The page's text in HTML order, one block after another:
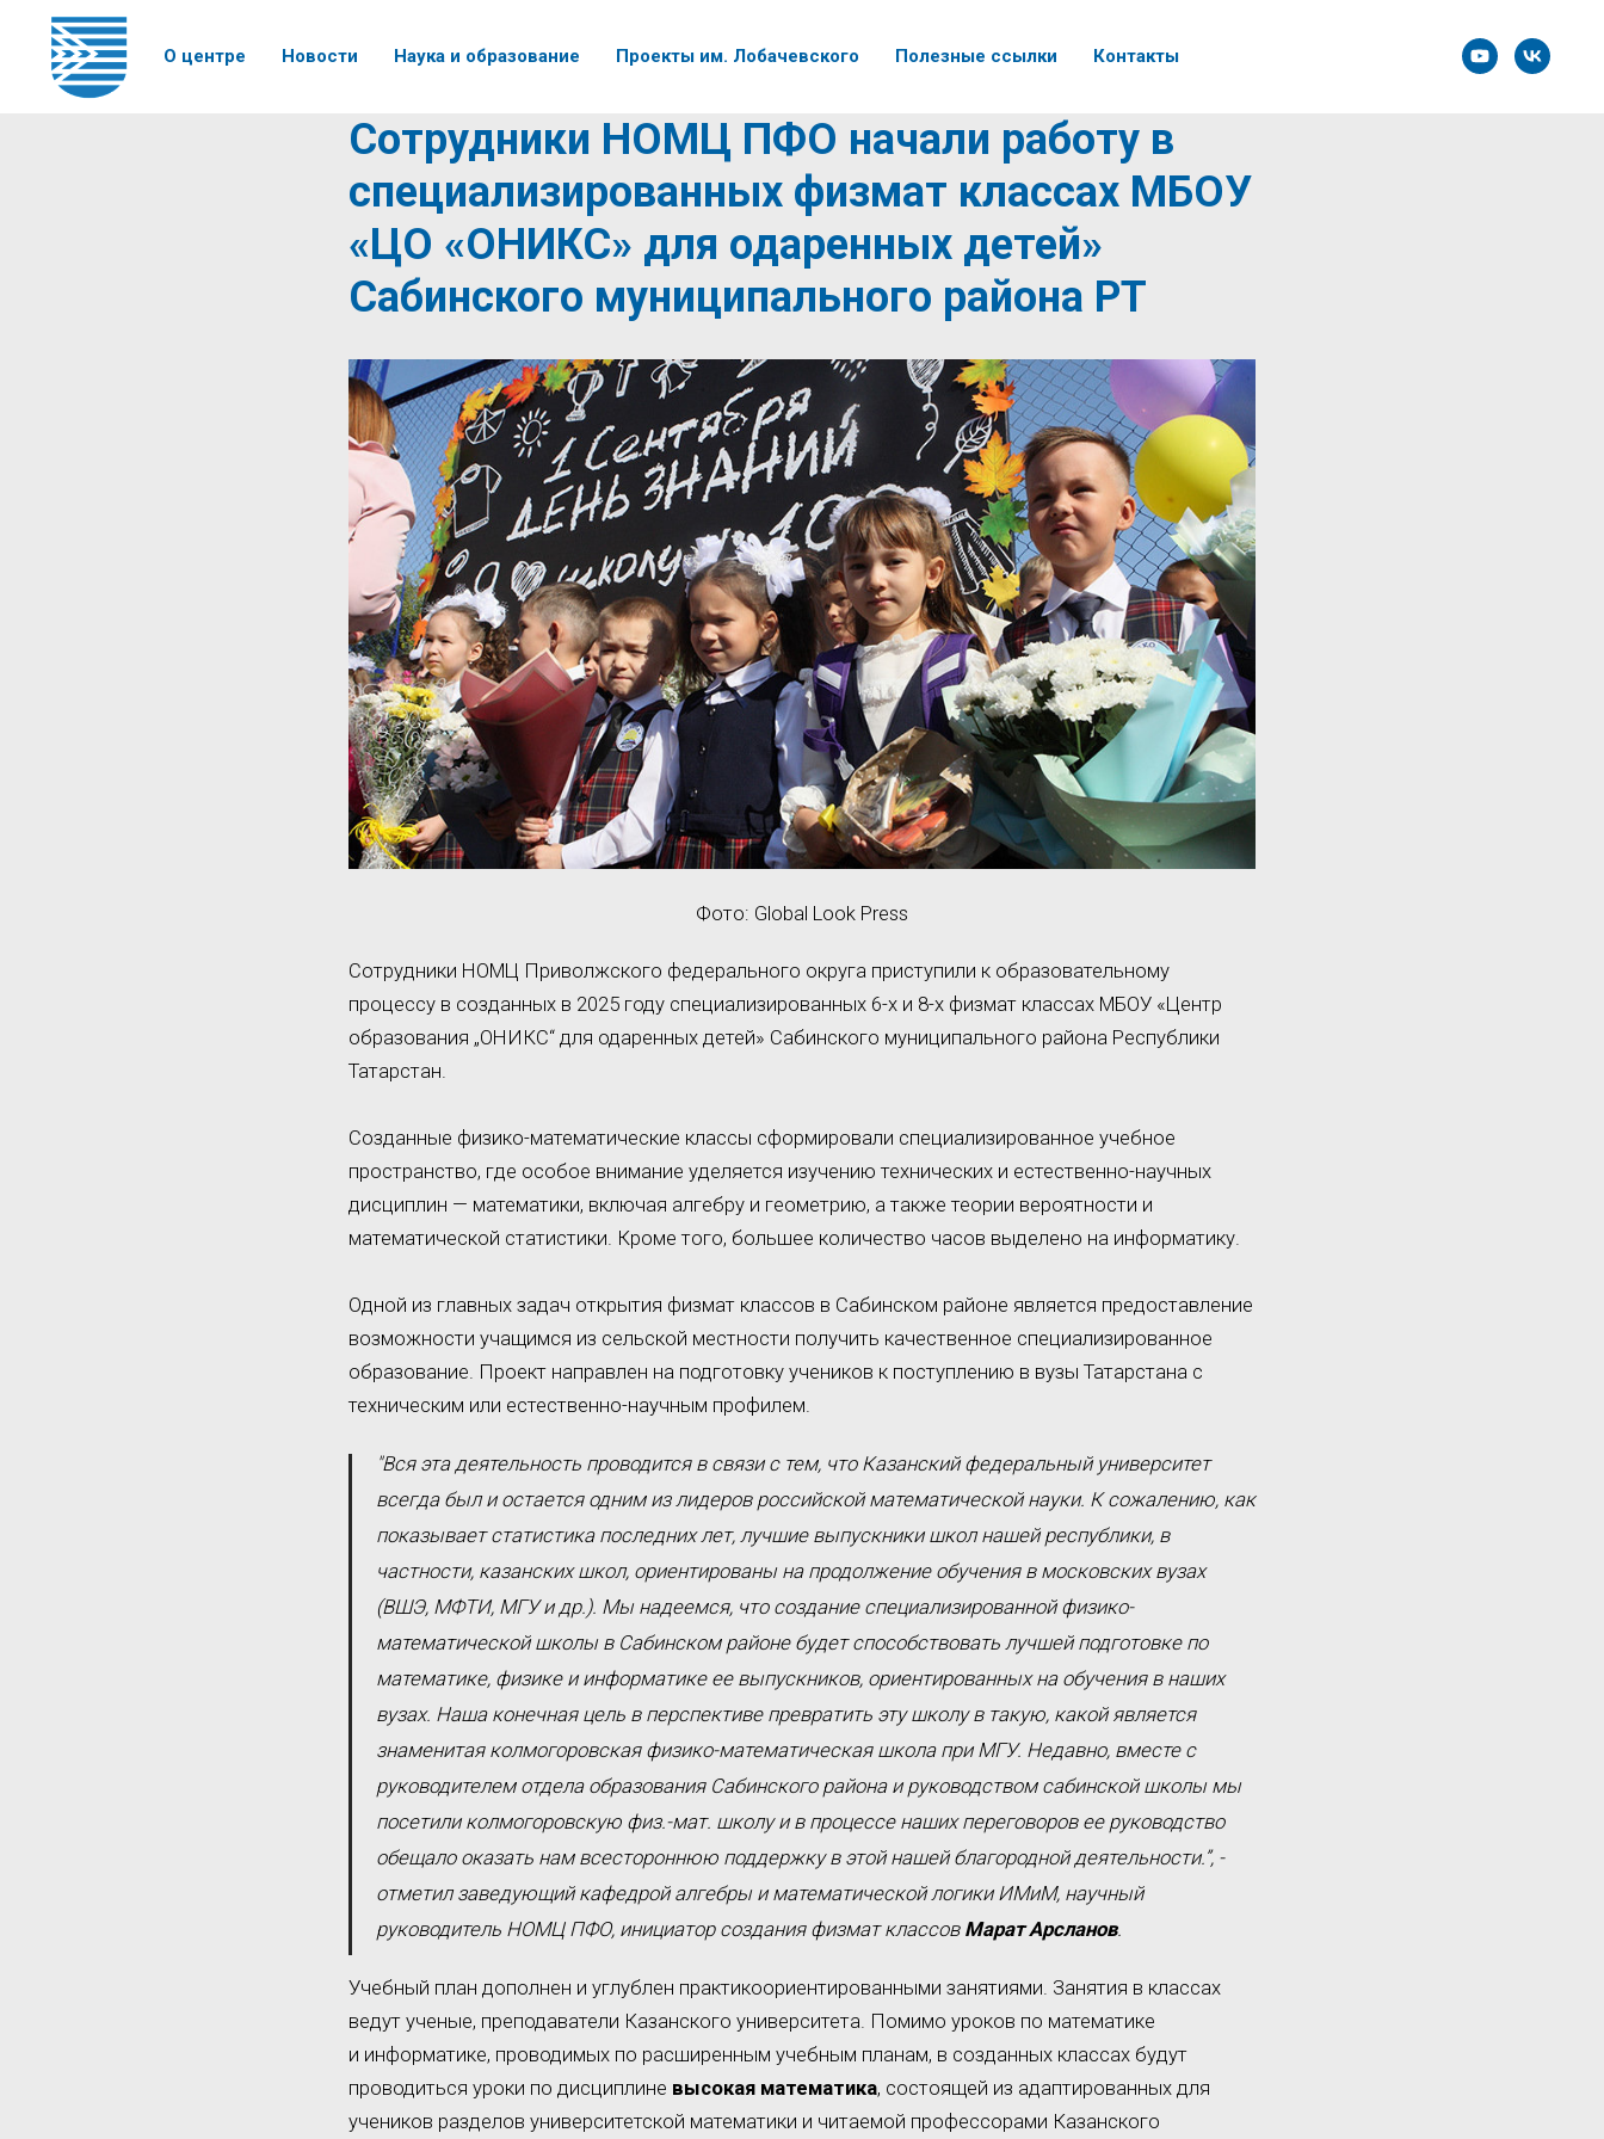
О центре Новости Наука и образование Проекты им. Лобачевского Полезные ссылки Контакты
Сотрудники НОМЦ ПФО начали работу в
специализированных физмат классах МБОУ
«ЦО «ОНИКС» для одаренных детей»
Сабинского муниципального района РТ
Фото: Global Look Press
Сотрудники НОМЦ Приволжского федерального округа приступили к образовательному
процессу в созданных в 2025 году специализированных 6-х и 8-х физмат классах МБОУ «Центр
образования „ОНИКС“ для одаренных детей» Сабинского муниципального района Республики
Татарстан.
Созданные физико-математические классы сформировали специализированное учебное
пространство, где особое внимание уделяется изучению технических и естественно-научных
дисциплин — математики, включая алгебру и геометрию, а также теории вероятности и
математической статистики. Кроме того, большее количество часов выделено на информатику.
Одной из главных задач открытия физмат классов в Сабинском районе является предоставление
возможности учащимся из сельской местности получить качественное специализированное
образование. Проект направлен на подготовку учеников к поступлению в вузы Татарстана с
техническим или естественно-научным профилем.
"Вся эта деятельность проводится в связи с тем, что Казанский федеральный университет
всегда был и остается одним из лидеров российской математической науки. К сожалению, как
показывает статистика последних лет, лучшие выпускники школ нашей республики, в
частности, казанских школ, ориентированы на продолжение обучения в московских вузах
(ВШЭ, МФТИ, МГУ и др.). Мы надеемся, что создание специализированной физико-
математической школы в Сабинском районе будет способствовать лучшей подготовке по
математике, физике и информатике ее выпускников, ориентированных на обучения в наших
вузах. Наша конечная цель в перспективе превратить эту школу в такую, какой является
знаменитая колмогоровская физико-математическая школа при МГУ. Недавно, вместе с
руководителем отдела образования Сабинского района и руководством сабинской школы мы
посетили колмогоровскую физ.-мат. школу и в процессе наших переговоров ее руководство
обещало оказать нам всестороннюю поддержку в этой нашей благородной деятельности.”, -
отметил заведующий кафедрой алгебры и математической логики ИМиМ, научный
руководитель НОМЦ ПФО, инициатор создания физмат классов Марат Арсланов.
Учебный план дополнен и углублен практикоориентированными занятиями. Занятия в классах
ведут ученые, преподаватели Казанского университета. Помимо уроков по математике
и информатике, проводимых по расширенным учебным планам, в созданных классах будут
проводиться уроки по дисциплине высокая математика, состоящей из адаптированных для
учеников разделов университетской математики и читаемой профессорами Казанского